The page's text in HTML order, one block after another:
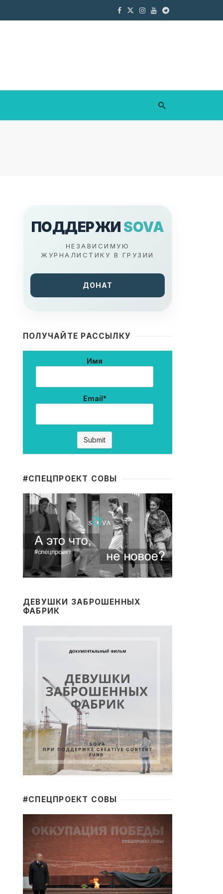
ПОДДЕРЖИ SOVA
НЕЗАВИСИМУЮ
ЖУРНАЛИСТИКУ В ГРУЗИИ
ДОНАТ
ПОЛУЧАЙТЕ РАССЫЛКУ
Имя
Email*
#CПЕЦПРОЕКТ СОВЫ
ДЕВУШКИ ЗАБРОШЕННЫХ
ФАБРИК
#CПЕЦПРОЕКТ СОВЫ